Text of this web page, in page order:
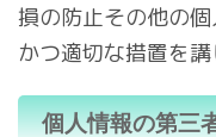
損の防止その他の
かつ適切な措置を講
個人情報の第三